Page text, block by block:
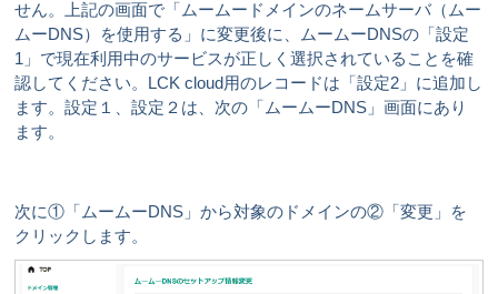
せん。上記の画面で「ムームードメインのネームサーバ（ムー
ムーDNS）を使用する」に変更後に、ムームーDNSの「設定
1」で現在利用中のサービスが正しく選択されていることを確
認してください。LCK cloud用のレコードは「設定2」に追加し
ます。設定１、設定２は、次の「ムームーDNS」画面にあり
ます。
次に①「ムームーDNS」から対象のドメインの②「変更」を
クリックします。